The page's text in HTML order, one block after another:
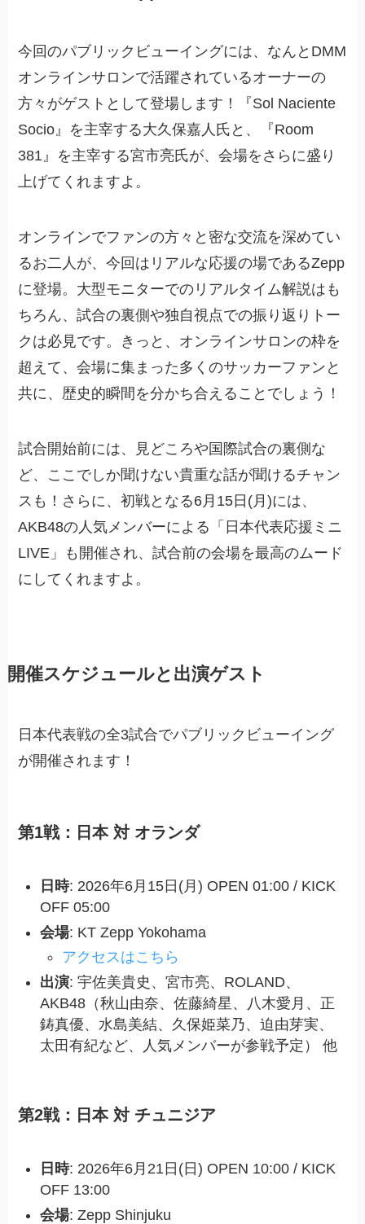
今回のパブリックビューイングには、なんとDMM
オンラインサロンで活躍されているオーナーの
方々がゲストとして登場します！『Sol Naciente
Socio』を主宰する大久保嘉人氏と、『Room
381』を主宰する宮市亮氏が、会場をさらに盛り
上げてくれますよ。
オンラインでファンの方々と密な交流を深めてい
るお二人が、今回はリアルな応援の場であるZepp
に登場。大型モニターでのリアルタイム解説はも
ちろん、試合の裏側や独自視点での振り返りトー
クは必見です。きっと、オンラインサロンの枠を
超えて、会場に集まった多くのサッカーファンと
共に、歴史的瞬間を分かち合えることでしょう！
試合開始前には、見どころや国際試合の裏側な
ど、ここでしか聞けない貴重な話が聞けるチャン
スも！さらに、初戦となる6月15日(月)には、
AKB48の人気メンバーによる「日本代表応援ミニ
LIVE」も開催され、試合前の会場を最高のムード
にしてくれますよ。
開催スケジュールと出演ゲスト
日本代表戦の全3試合でパブリックビューイング
が開催されます！
第1戦：日本 対 オランダ
日時: 2026年6月15日(月) OPEN 01:00 / KICK
OFF 05:00
会場: KT Zepp Yokohama
アクセスはこちら
出演: 宇佐美貴史、宮市亮、ROLAND、
AKB48（秋山由奈、佐藤綺星、八木愛月、正
鋳真優、水島美結、久保姫菜乃、迫由芽実、
太田有紀など、人気メンバーが参戦予定） 他
第2戦：日本 対 チュニジア
日時: 2026年6月21日(日) OPEN 10:00 / KICK
OFF 13:00
会場: Zepp Shinjuku